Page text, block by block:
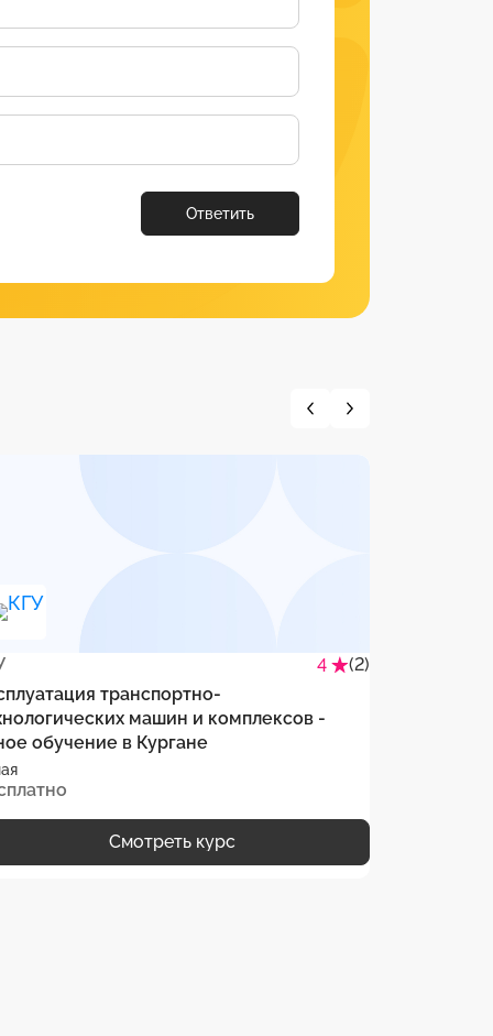
Ответить
4
(2)
транспортно-
машин и комплексов -
обучение в Кургане
Смотреть курс